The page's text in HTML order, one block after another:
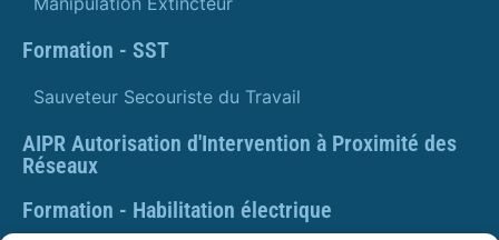
Formation - SST
Sauveteur Secouriste du Travail
AIPR Autorisation d'Intervention à Proximité des
Réseaux
Formation - Habilitation électrique